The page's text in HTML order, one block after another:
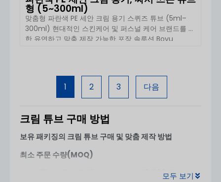
형 (5~300ml)
맞춤형 파란색 PE 세안 크림 용기 스퀴즈 튜브 (5ml–
300ml) 현대적인 스킨케어 및 퍼스널 케어 브랜드를 위
한 유연하고 맞춤 제작 가능한 포장 솔루션 Boyu
1 2 3 다음
크림 튜브 구매 방법
보유 패키징의 크림 튜브 구매 및 맞춤 제작 방법
최소 주문 수량(MOQ)
10,000대모두 보기